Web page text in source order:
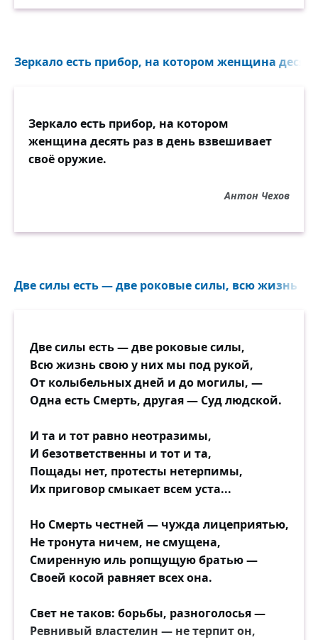
Зеркало есть прибор, на котором женщина
Зеркало есть прибор, на котором
женщина десять раз в день взвешивает
своё оружие.
Антон Чехов
Две силы есть — две роковые силы, всю жизнь
Две силы есть — две роковые силы,
Всю жизнь свою у них мы под рукой,
От колыбельных дней и до могилы, —
Одна есть Смерть, другая — Суд людской.
И та и тот равно неотразимы,
И безответственны и тот и та,
Пощады нет, протесты нетерпимы,
Их приговор смыкает всем уста...
Но Смерть честней — чужда лицеприятью,
Не тронута ничем, не смущена,
Смиренную иль ропщущую братью —
Своей косой равняет всех она.
Свет не таков: борьбы, разноголосья —
Ревнивый властелин — не терпит он,